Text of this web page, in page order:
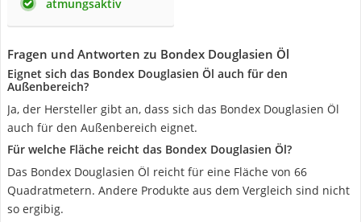
atmungsaktiv
Fragen und Antworten zu Bondex Douglasien Öl
Eignet sich das Bondex Douglasien Öl auch für den
Außenbereich?
Ja, der Hersteller gibt an, dass sich das Bondex Douglasien Öl
auch für den Außenbereich eignet.
Für welche Fläche reicht das Bondex Douglasien Öl?
Das Bondex Douglasien Öl reicht für eine Fläche von 66
Quadratmetern. Andere Produkte aus dem Vergleich sind nicht
so ergibig.